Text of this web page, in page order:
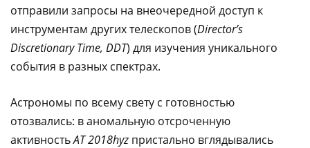
отправили запросы на внеочередной доступ к
инструментам других телескопов (Director’s
Discretionary Time, DDT) для изучения уникального
события в разных спектрах.
Астрономы по всему свету с готовностью
отозвались: в аномальную отсроченную
активностьAT 2018hyz пристально вглядывались